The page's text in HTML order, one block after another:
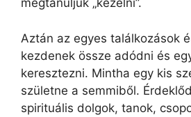
megtanuljuk „kezelni”.
Aztán az egyes találkozások
kezdenek össze adódni és
keresztezni. Mintha egy kis
születne a semmiből.
spirituális dolgok, tanok,